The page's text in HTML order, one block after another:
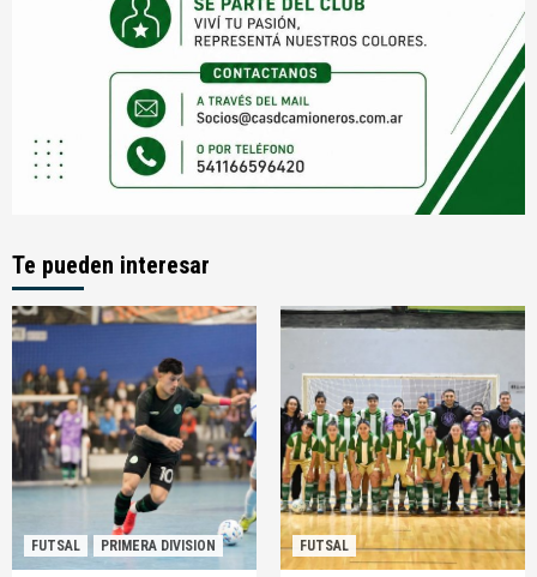
Te pueden interesar
FUTSAL PRIMERA DIVISION FUTSAL